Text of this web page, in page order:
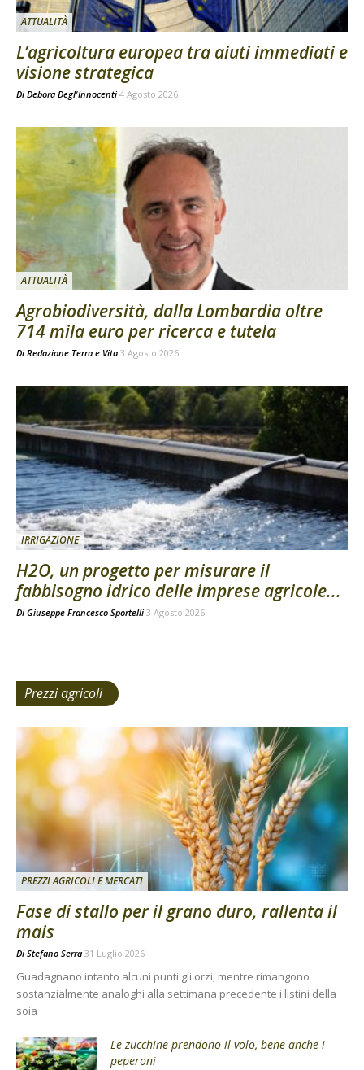
ATTUALITÀ
L’agricoltura europea tra aiuti immediati e
visione strategica
Di Debora Degl'Innocenti 4 Agosto 2026
ATTUALITÀ
Agrobiodiversità, dalla Lombardia oltre
714 mila euro per ricerca e tutela
Di Redazione Terra e Vita 3 Agosto 2026
IRRIGAZIONE
H2O, un progetto per misurare il
fabbisogno idrico delle imprese agricole...
Di Giuseppe Francesco Sportelli 3 Agosto 2026
Prezzi agricoli
PREZZI AGRICOLI E MERCATI
Fase di stallo per il grano duro, rallenta il
mais
Di Stefano Serra 31 Luglio 2026
Guadagnano intanto alcuni punti gli orzi, mentre rimangono
sostanzialmente analoghi alla settimana precedente i listini della
soia
Le zucchine prendono il volo, bene anche i
peperoni